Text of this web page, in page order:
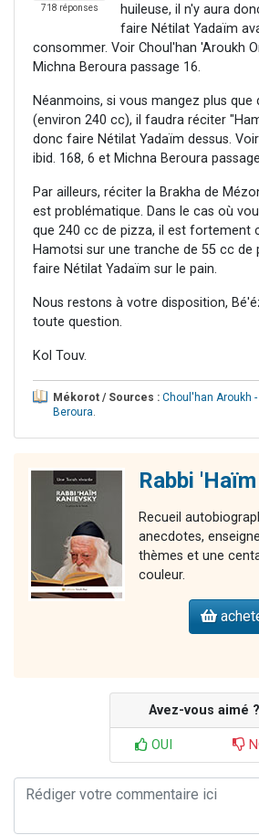
718 réponses
huileuse, il n'y aura
faire Nétilat Yadaïm
consommer. Voir Choul'han 'Aroukh
Michna Beroura passage 16.
Néanmoins, si vous mangez plus que
(environ 240 cc), il faudra réciter
donc faire Nétilat Yadaïm dessus.
ibid. 168, 6 et Michna Beroura
Par ailleurs, réciter la Brakha de
est problématique. Dans le cas où
que 240 cc de pizza, il est fortement
Hamotsi sur une tranche de 55 cc de
faire Nétilat Yadaïm sur le pain.
Nous restons à votre disposition,
toute question.
Kol Touv.
Mékorot / Sources : Choul'han Aroukh
Beroura.
Rabbi
Recueil
anecdotes,
thèmes et une
couleur.
Avez-vous aimé ?
OUI